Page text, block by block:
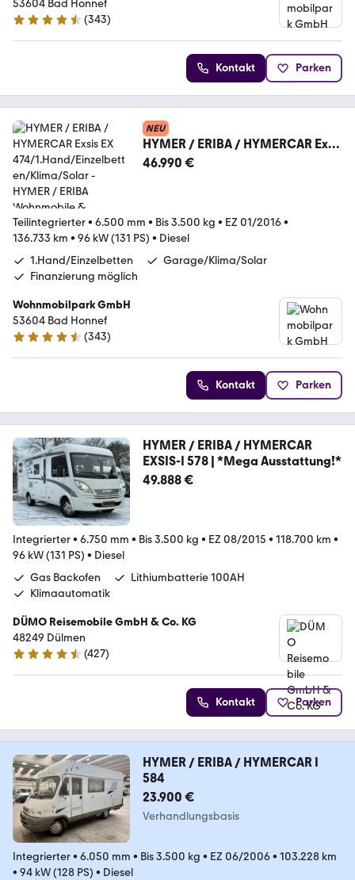
53604 Bad Honnef
4.3 Sterne
(343)
Kontakt Parken
NEU
HYMER / ERIBA / HYMERCAR Exsis
EX
46.990 €
Teilintegrierter• 6.500 mm • Bis 3.500 kg • EZ 01/2016•
136.733 km • 96 kW (131 PS) • Diesel
1.Hand/Einzelbetten
Garage/Klima/Solar
Finanzierung möglich
Wohnmobilpark GmbH
53604 Bad Honnef
4.3 Sterne
(343)
Kontakt Parken
HYMER / ERIBA / HYMERCAR
EXSIS-I 578 | *Mega Ausstattung!*
49.888 €
Integrierter• 6.750 mm • Bis 3.500 kg • EZ 08/2015 • 118.700 km •
96 kW (131 PS) • Diesel
Gas Backofen
Lithiumbatterie 100AH
Klimaautomatik
DÜMO Reisemobile GmbH & Co. KG
48249 Dülmen
4.3 Sterne
(427)
Kontakt Parken
HYMER / ERIBA / HYMERCAR I
584
23.900 €
Verhandlungsbasis
Integrierter• 6.050 mm • Bis 3.500 kg • EZ 06/2006• 103.228 km
• 94 kW (128 PS) • Diesel